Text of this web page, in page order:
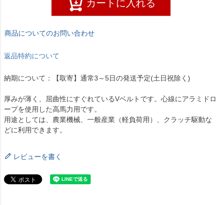
カートに入れる
商品についてのお問い合わせ
返品特約について
納期について：【取寄】通常3～5日の発送予定(土日祝除く)
厚みが薄く、屈曲性にすぐれているVベルトです。心線にアラミドロ
ープを使用した高馬力用です。
用途としては、農業機械、一般産業（軽負荷用）、クラッチ駆動な
どに利用できます。
レビューを書く